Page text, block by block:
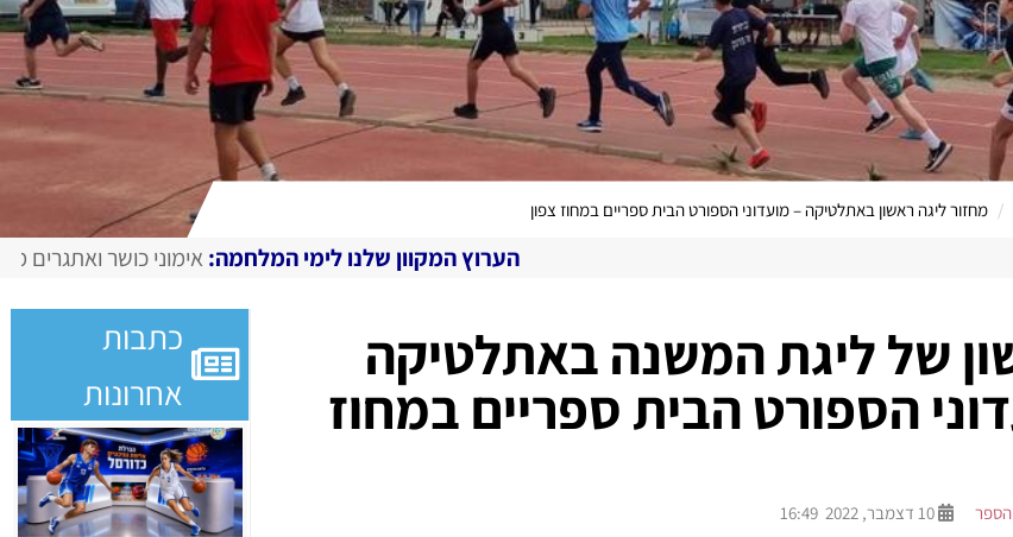
מחזור ליגה ראשון באתלטיקה – מועדוני הספורט הבית ספריים במחוז צפון
הערוץ המקוון שלנו לימי המלחמה:אימוני כושר ואתגרים מצולמים, מגזין דיגיטלי
של ליגת המשנה באתלטיקה
הספורט הבית ספריים במחוז
10 דצמבר, 2022 16:49
כתבות
אחרונות